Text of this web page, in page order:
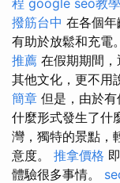
程 google seo教學
撥筋台中 在各個
有助於放鬆和充電
推薦 在假期期間
其他文化，更不用
簡章 但是，由於
什麼形式發生了什
灣，獨特的景點，
意度。 推拿價格
體驗很多事情。